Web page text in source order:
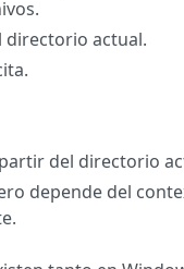
directorio actual.
del directorio
depende del